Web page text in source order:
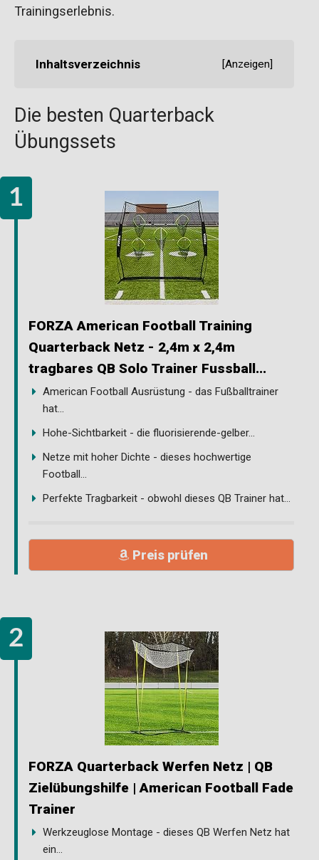
Trainingserlebnis.
Inhaltsverzeichnis [Anzeigen]
Die besten Quarterback
Übungssets
FORZA American Football Training
Quarterback Netz - 2,4m x 2,4m
tragbares QB Solo Trainer Fussball...
American Football Ausrüstung - das Fußballtrainer
hat...
Hohe-Sichtbarkeit - die fluorisierende-gelber...
Netze mit hoher Dichte - dieses hochwertige
Football...
Perfekte Tragbarkeit - obwohl dieses QB Trainer hat...
Preis prüfen
FORZA Quarterback Werfen Netz | QB
Zielübungshilfe | American Football Fade
Trainer
Werkzeuglose Montage - dieses QB Werfen Netz hat
ein...